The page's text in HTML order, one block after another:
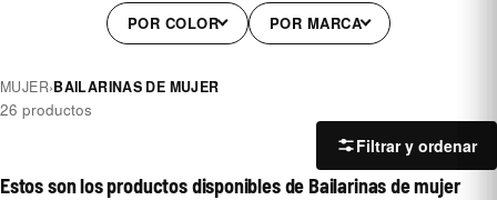
POR COLOR POR MARCA
MUJER›BAILARINAS DE MUJER
26 productos
Filtrar y ordenar
Estos son los productos disponibles de Bailarinas de mujer